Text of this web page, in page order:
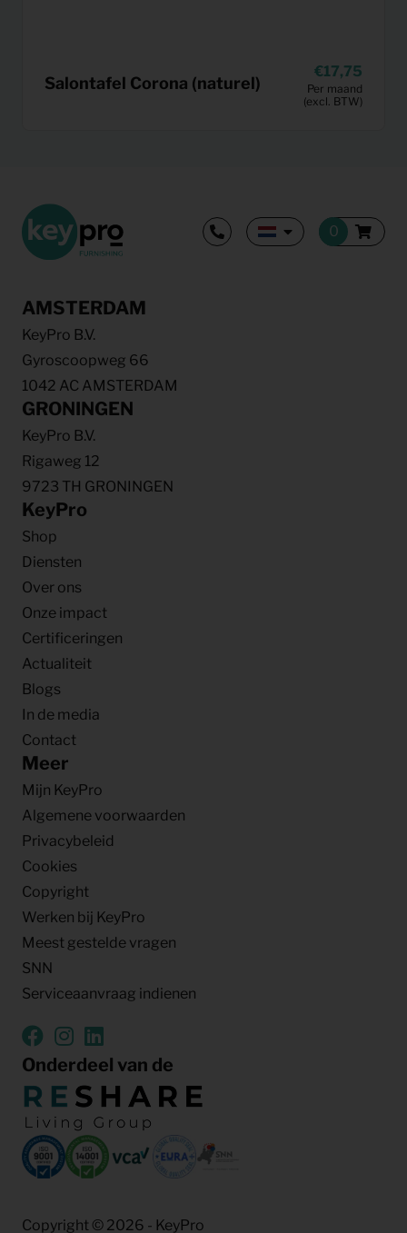
Salontafel Corona (naturel)
17,75
Per maand
(excl. BTW)
AMSTERDAM
KeyPro B.V.
Gyroscoopweg 66
1042 AC AMSTERDAM
GRONINGEN
KeyPro B.V.
Rigaweg 12
9723 TH GRONINGEN
KeyPro
Shop
Diensten
Over ons
Onze impact
Certificeringen
Actualiteit
Blogs
In de media
Contact
Meer
Mijn KeyPro
Algemene voorwaarden
Privacybeleid
Cookies
Copyright
Werken bij KeyPro
Meest gestelde vragen
SNN
Serviceaanvraag indienen
Onderdeel van de
Copyright © 2026 - KeyPro